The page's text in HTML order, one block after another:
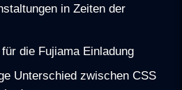
in Zeiten der
die Fujiama Einladung
Unterschied zwischen CSS